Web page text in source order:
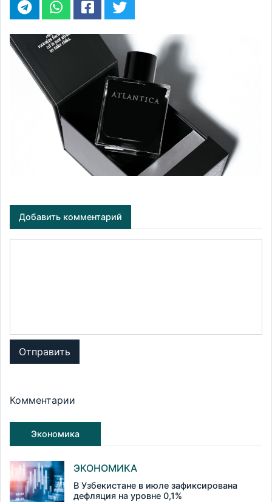
Добавить комментарий
Отправить
Комментарии
Экономика
ЭКОНОМИКА
В Узбекистане в июле зафиксирована
дефляция на уровне 0,1%